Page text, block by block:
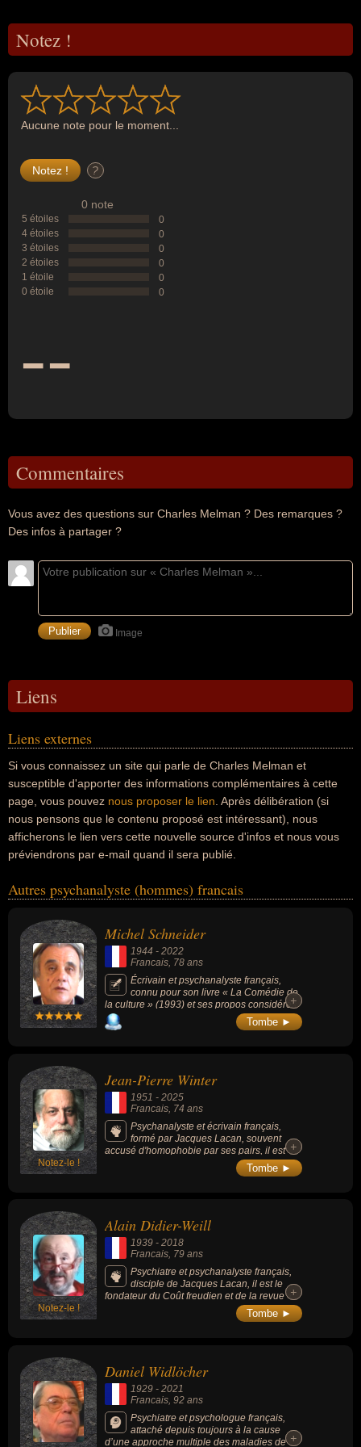
Notez !
Aucune note pour le moment...
?
0 note
5 étoiles
0
4 étoiles
0
3 étoiles
0
2 étoiles
0
1 étoile
0
0 étoile
0
--
Commentaires
Vous avez des questions sur Charles Melman ? Des remarques ?
Des infos à partager ?
Image
Liens
Liens externes
Si vous connaissez un site qui parle de Charles Melman et
susceptible d'apporter des informations complémentaires à cette
page, vous pouvez nous proposer le lien . Après délibération (si
nous pensons que le contenu proposé est intéressant), nous
afficherons le lien vers cette nouvelle source d'infos et nous vous
préviendrons par e-mail quand il sera publié.
Autres psychanalyste (hommes) francais
Michel Schneider
1944 - 2022
Francais, 78 ans
Écrivain et psychanalyste français,
connu pour son livre « La Comédie de
la culture » (1993) et ses propos considérés
comme homophobes.
+
+
Tombe ►
Notez-le !
Jean-Pierre Winter
1951 - 2025
Francais , 74 ans
Psychanalyste et écrivain français,
formé par Jacques Lacan, souvent
accusé d'homophobie par ses pairs, il est
célèbre pour ses nombreux ouvrages grand
public sur la psychanalyse, la famille, la
de la Commission indépendante sur les
abus sexuels dans l'Église (CIASE), et ses
prises de position dans les médias sur des
sujets comme la filiation et l'homoparentalité
ont souvent suscité le débat.
+
+
Tombe ►
Notez-le !
Alain Didier-Weill
1939 - 2018
Francais, 79 ans
Psychiatre et psychanalyste français,
disciple de Jacques Lacan, il est le
fondateur du Coût freudien et de la revue «+
+
Tombe ►
Daniel Widlöcher
1929 - 2021
Francais , 92 ans
Psychiatre et psychologue français,
attaché depuis toujours à la cause
d’une approche multiple des maladies de +
+